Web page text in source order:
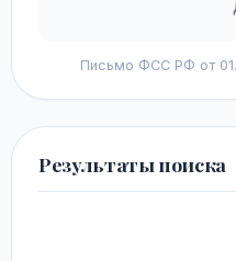
Письмо ФСС РФ от
Результаты поиска